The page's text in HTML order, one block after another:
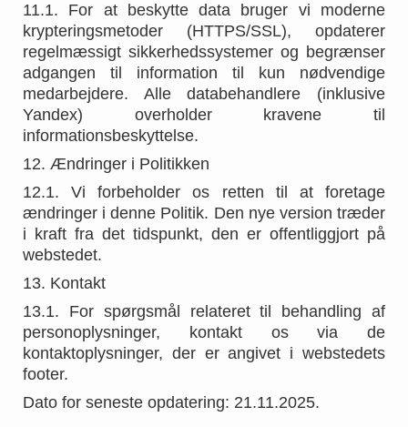
11.1. For at beskytte data bruger vi moderne
krypteringsmetoder (HTTPS/SSL), opdaterer
regelmæssigt sikkerhedssystemer og begrænser
adgangen til information til kun nødvendige
medarbejdere. Alle databehandlere (inklusive
Yandex) overholder kravene til
informationsbeskyttelse.
12. Ændringer i Politikken
12.1. Vi forbeholder os retten til at foretage
ændringer i denne Politik. Den nye version træder
i kraft fra det tidspunkt, den er offentliggjort på
webstedet.
13. Kontakt
13.1. For spørgsmål relateret til behandling af
personoplysninger, kontakt os via de
kontaktoplysninger, der er angivet i webstedets
footer.
Dato for seneste opdatering: 21.11.2025.